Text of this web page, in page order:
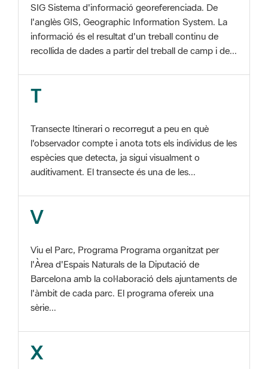
recollida de dades a partir del treball de camp i de...
T
auditivament. El transecte és una de les...
V
l'Àrea d'Espais Naturals de la Diputació de
l'àmbit de cada parc. El programa ofereix una
sèrie...
X
llocs protegits. Inclou una mostra representativa